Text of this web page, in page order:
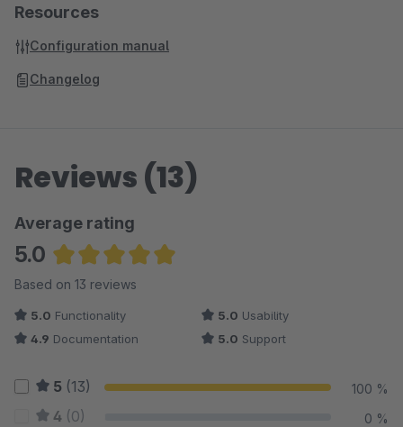
Resources
Configuration manual
Changelog
Reviews (13)
Average rating
5.0
Average rating of 5 out of 5 stars
Based on 13 reviews
5.0 Functionality 5.0 Usability
4.9 Documentation 5.0 Support
5 (13) 100 %
4 (0) 0 %